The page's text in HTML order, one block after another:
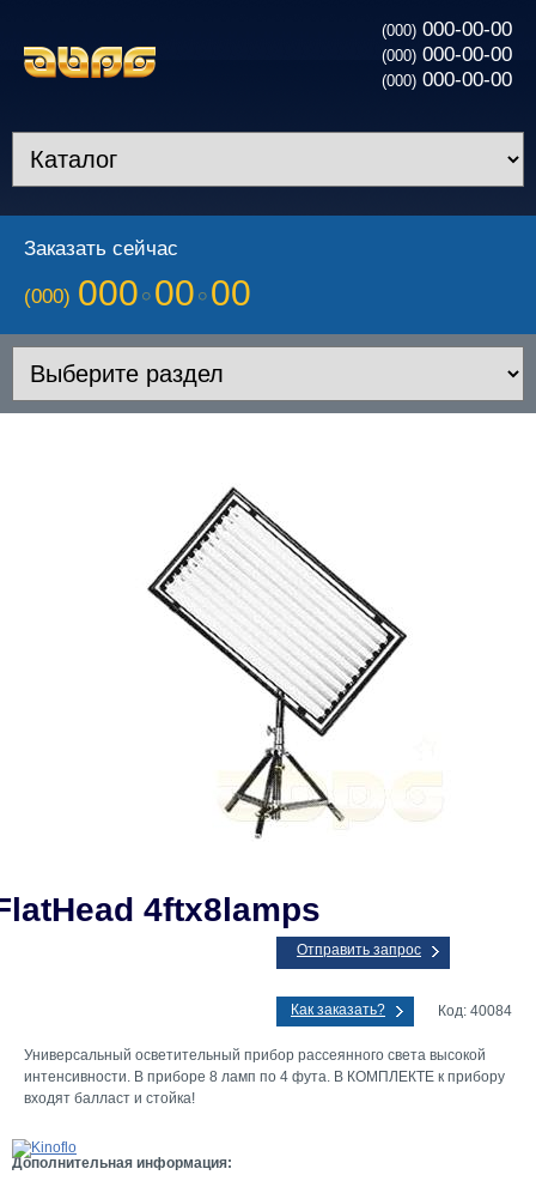
(000) 000-00-00
(000) 000-00-00
(000) 000-00-00
Заказать сейчас
(000) 000 00 00
4ftx8lamps
Отправить запрос
Как заказать? Код: 40084
Универсальный осветительный прибор рассеянного света высокой
интенсивности. В приборе 8 ламп по 4 фута. В КОМПЛЕКТЕ к прибору
входят балласт и стойка!
Дополнительная информация: